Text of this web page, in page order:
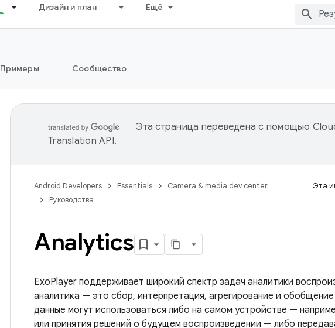
Дизайн и план Ещё
Примеры Сообщество
Эта страница переведена с помощью
Translation API.
Android Developers Essentials
Camera & media dev center
Руководства
Эта
Analytics
ExoPlayer поддерживает широкий спектр задач аналитики
аналитика — это сбор, интерпретация, агрегирование и
данные могут использоваться либо на самом устройстве —
или принятия решений о будущем воспроизведении — либо